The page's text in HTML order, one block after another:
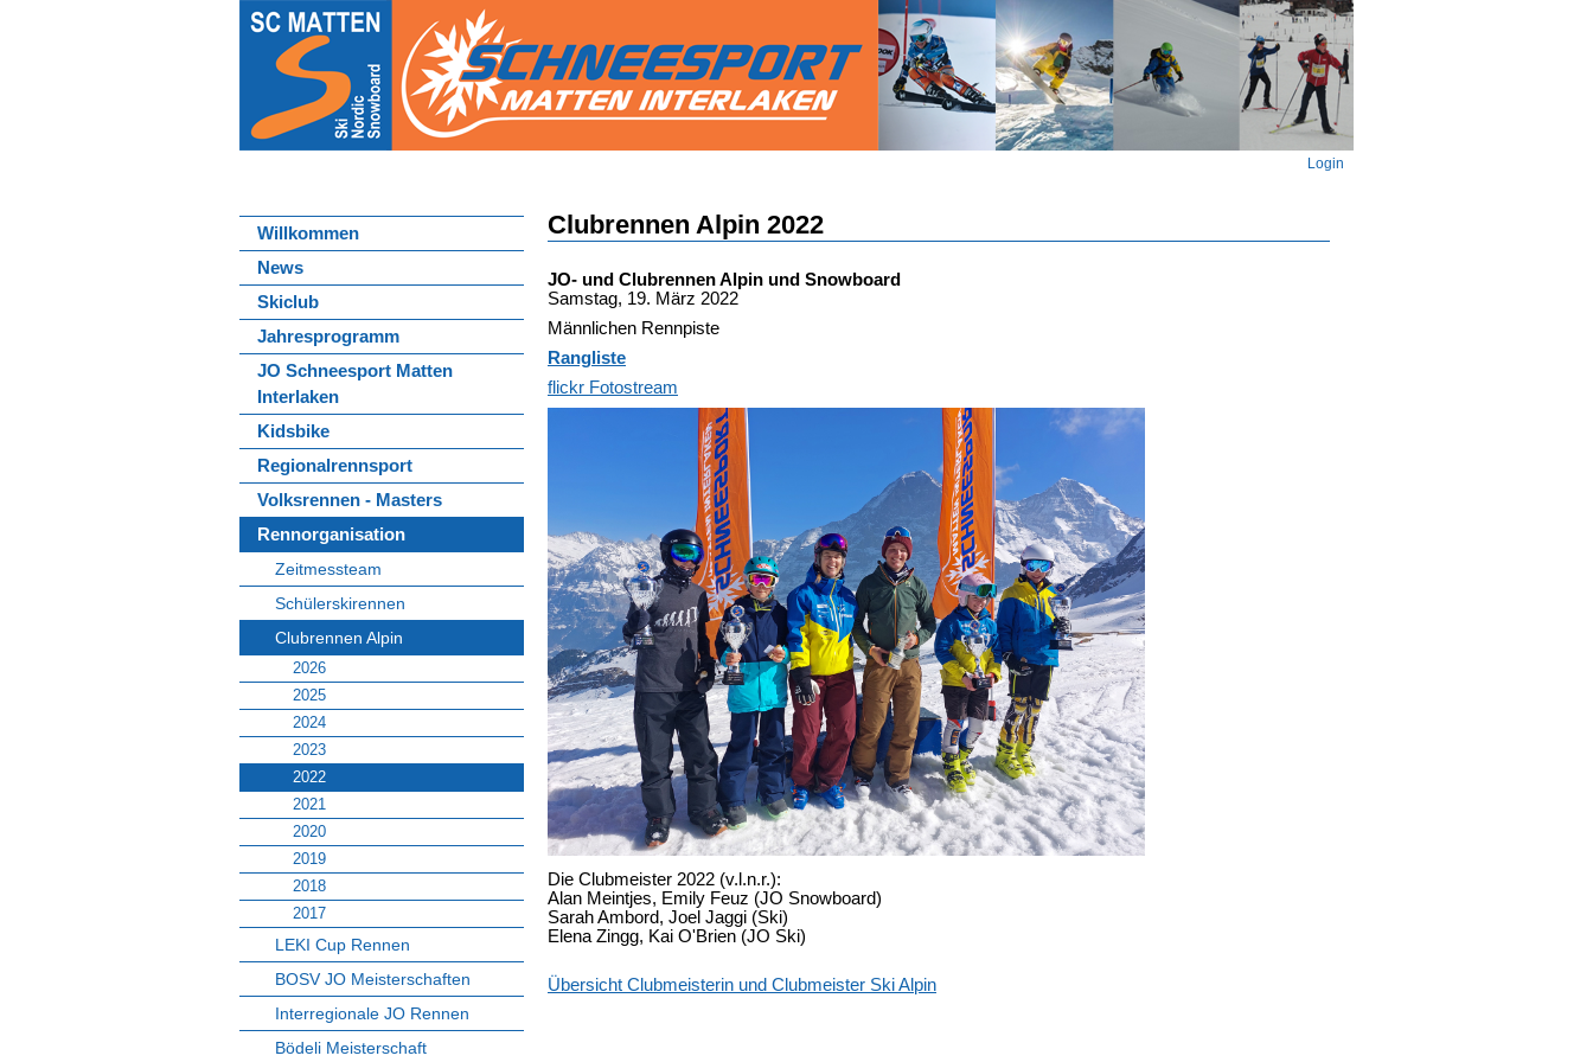
Login
Willkommen
News
Skiclub
Jahresprogramm
JO Schneesport Matten
Interlaken
Kidsbike
Regionalrennsport
Volksrennen - Masters
Rennorganisation
Zeitmessteam
Schülerskirennen
Clubrennen Alpin
2026
2025
2024
2023
2022
2021
2020
2019
2018
2017
LEKI Cup Rennen
BOSV JO Meisterschaften
Interregionale JO Rennen
Bödeli Meisterschaft
Clubrennen Alpin 2022
JO- und Clubrennen Alpin und Snowboard
Samstag, 19. März 2022
Männlichen Rennpiste
Rangliste
flickr Fotostream
Die Clubmeister 2022 (v.l.n.r.):
Alan Meintjes, Emily Feuz (JO Snowboard)
Sarah Ambord, Joel Jaggi (Ski)
Elena Zingg, Kai O'Brien (JO Ski)
Übersicht Clubmeisterin und Clubmeister Ski Alpin